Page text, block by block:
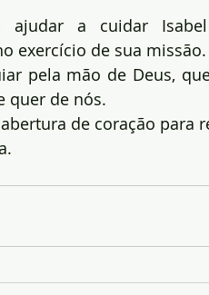
ajudar a cuidar
exercício de sua missão.
pela mão de Deus,
quer de nós.
de coração para